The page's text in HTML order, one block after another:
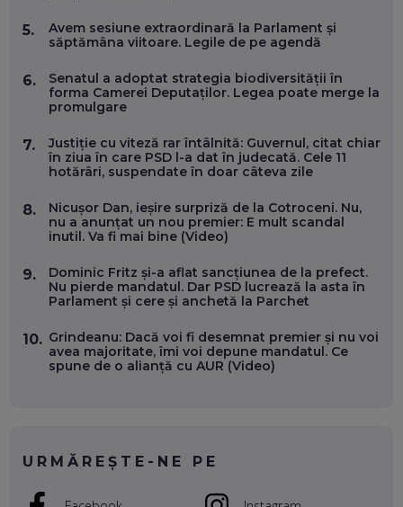
DOINA VÎLCEANU, CONTENTSPEED: VREI SUCCES ONLINE?
ÎNVAȚĂ AEO ȘI GEO!
OLIVIU MATEI, HOLISUN: SOFTWARE DE LA CLUJ PENTRU
VERTICALE FĂRĂ PĂMÂNT
EP. 54
VALENTIN VANCEA, CEO AL PATRIA BANK: AUTOMATIZĂM
PROCESE, DAR CE FACEM CÂND PICĂ BAZA DE DATE, LA
INSTITUȚIILE STATULUI?
EP. 53
VOICU OPREAN (AROBS): CUM CONSTRUIEȘTI O COMPANIE
GLOBALĂ, FĂRĂ SĂ PIERZI LEGĂTURA CU COMUNITATEA
EP. 52
ROBERT GRAUR, FOMO: SPEAKERUL PE SCENĂ, INVITATUL
RADU MOȚOC, TECHSOUP: O TREIME DINTRE
ȚIPĂ, CU FEȚELE ACOPERITE. CUM ÎNVĂȚĂM SĂ DISCUTĂM
5.
Avem sesiune extraordinară la Parlament și
săptămâna viitoare. Legile de pe agendă
6.
Senatul a adoptat strategia biodiversității în
forma Camerei Deputaților. Legea poate merge la
promulgare
7.
Justiție cu viteză rar întâlnită: Guvernul, citat chiar
în ziua în care PSD l-a dat în judecată. Cele 11
hotărâri, suspendate în doar câteva zile
8.
Nicușor Dan, ieșire surpriză de la Cotroceni. Nu,
nu a anunțat un nou premier: E mult scandal
inutil. Va fi mai bine (Video)
9.
Dominic Fritz și-a aflat sancțiunea de la prefect.
Nu pierde mandatul. Dar PSD lucrează la asta în
Parlament și cere și anchetă la Parchet
10. Grindeanu: Dacă voi fi desemnat premier și nu voi
avea majoritate, îmi voi depune mandatul. Ce
spune de o alianță cu AUR (Video)
URMĂREȘTE-NE PE